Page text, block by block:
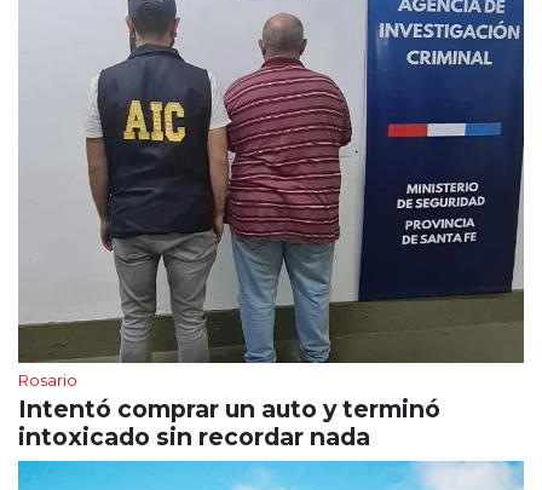
Rosario
Intentó comprar un auto y terminó
intoxicado sin recordar nada